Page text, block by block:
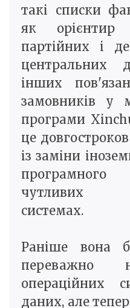
такі списки
як орієнтир
партійних і
центральних
інших
замовників у
програми
це
із заміни
програмного
чутливих
системах.
Раніше вона
переважно
операційних
даних, але